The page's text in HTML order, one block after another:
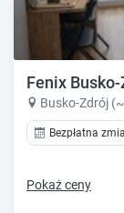
Fenix
Busko-Zdrój
Bezpłatna
Pokaż ceny